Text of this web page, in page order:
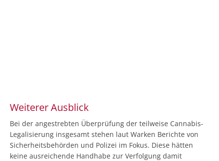
Weiterer Ausblick
Bei der angestrebten Überprüfung der teilweise Cannabis-
Legalisierung insgesamt stehen laut Warken Berichte von
Sicherheitsbehörden und Polizei im Fokus. Diese hätten
keine ausreichende Handhabe zur Verfolgung damit